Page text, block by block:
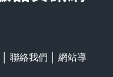
聯絡我們
網站導